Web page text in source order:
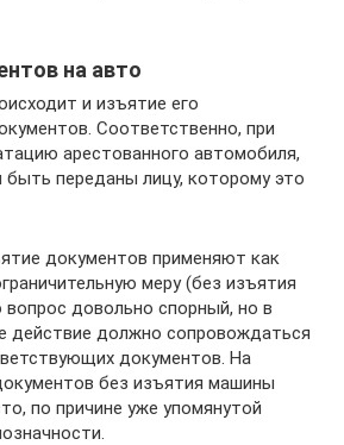
на авто
и изъятие его
Соответственно, при
арестованного автомобиля,
переданы лицу, которому это
документов применяют как
меру (без изъятия
довольно спорный, но в
действие должно сопровождаться
документов. На
без изъятия машины
по причине уже упомянутой